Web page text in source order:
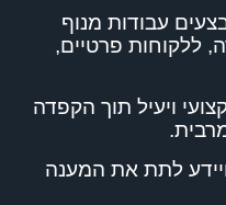
עבודות מנוף
ללקוחות פרטיים,
ויעיל תוך הקפדה
לתת את המענה